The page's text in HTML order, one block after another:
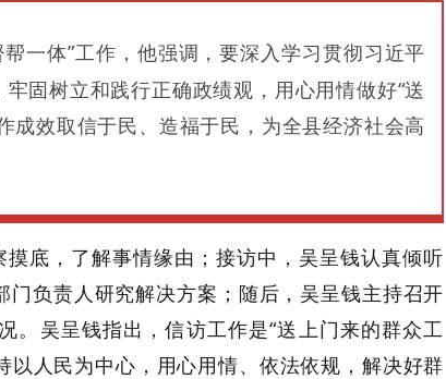
一体”工作，他强调，要深入学习贯彻习近平
固树立和践行正确政绩观，用心用情做好“送
成效取信于民、造福于民，为全县经济社会高
底，了解事情缘由； 接访中， 吴呈钱认真倾听
门负责人研究解决方案 ；随后，吴呈钱主持召开
。吴呈钱指出，信访工作是“送上门来的群众工
以人民为中心，用心用情、依法依规，解决好群